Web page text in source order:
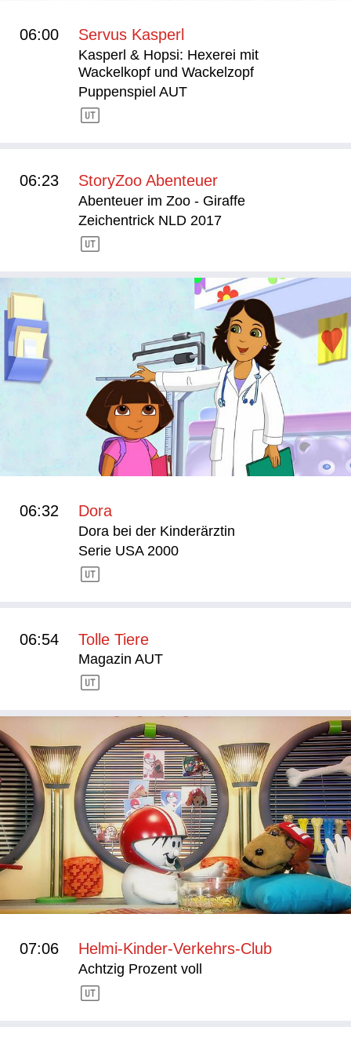
06:00 Servus Kasperl
Kasperl & Hopsi: Hexerei mit
Wackelkopf und Wackelzopf
Puppenspiel AUT
06:23 StoryZoo Abenteuer
Abenteuer im Zoo - Giraffe
Zeichentrick NLD 2017
06:32 Dora
Dora bei der Kinderärztin
Serie USA 2000
06:54 Tolle Tiere
Magazin AUT
07:06 Helmi-Kinder-Verkehrs-Club
Achtzig Prozent voll